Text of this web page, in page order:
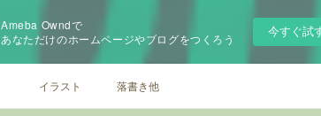
Ameba Owndで
あなただけのホームページやブログをつくろう
今すぐ試
イラスト 落書き他